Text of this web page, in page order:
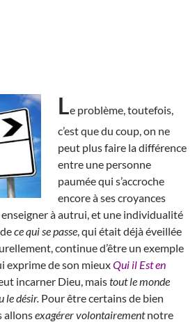
Le problème, toutefois,
c’est que du coup, on ne
peut plus faire la différence
entre une personne
paumée qui s’accroche
encore à ses croyances
à autrui, et une individualité
ce qui se passe , qui était déjà éveillée
continue d’être un exemple
exprime de son mieuxQui il Est en
incarner Dieu, maistout le monde
le désir. Pour être certains de bien
allonsexagérer volontairementnotre